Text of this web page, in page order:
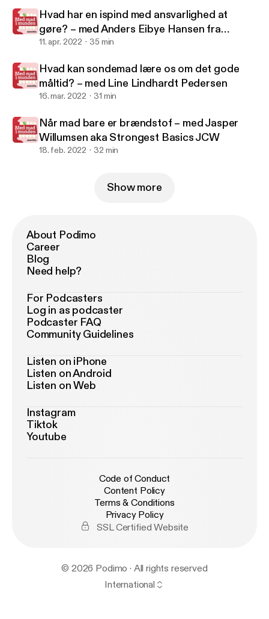
Hvad har en ispind med ansvarlighed at
gøre? – med Anders Eibye Hansen fra
Hansens Is
11. apr. 2022 35 min
Hvad kan sondemad lære os om det gode
måltid? – med Line Lindhardt Pedersen
16. mar. 2022 31 min
Når mad bare er brændstof – med Jasper
Willumsen aka Strongest Basics JCW
18. feb. 2022 32 min
Show more
About Podimo
Career
Blog
Need help?
For Podcasters
Log in as podcaster
Podcaster FAQ
Community Guidelines
Listen on iPhone
Listen on Android
Listen on Web
Instagram
Tiktok
Youtube
Code of Conduct
Content Policy
Terms & Conditions
Privacy Policy
SSL Certified Website
© 2026 Podimo · All rights reserved
International